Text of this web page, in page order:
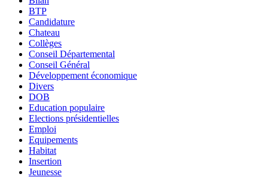
BTP
Candidature
Chateau
Collèges
Conseil Départemental
Conseil Général
Développement économique
Divers
DOB
Education populaire
Elections présidentielles
Emploi
Equipements
Habitat
Insertion
Jeunesse